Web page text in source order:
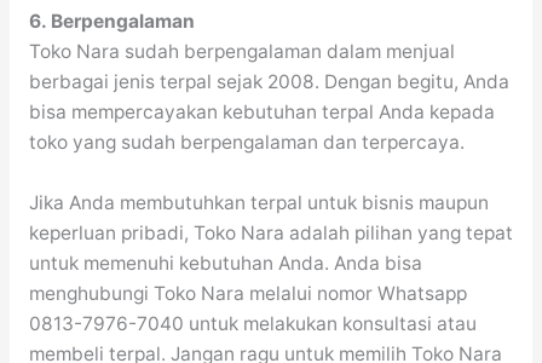
6. Berpengalaman
Toko Nara sudah berpengalaman dalam menjual
berbagai jenis terpal sejak 2008. Dengan begitu, Anda
bisa mempercayakan kebutuhan terpal Anda kepada
toko yang sudah berpengalaman dan terpercaya.
Jika Anda membutuhkan terpal untuk bisnis maupun
keperluan pribadi, Toko Nara adalah pilihan yang tepat
untuk memenuhi kebutuhan Anda. Anda bisa
menghubungi Toko Nara melalui nomor Whatsapp
0813-7976-7040 untuk melakukan konsultasi atau
membeli terpal. Jangan ragu untuk memilih Toko Nara